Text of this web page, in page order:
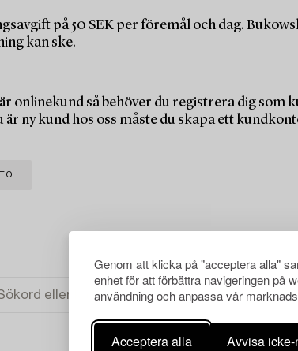
Genom att klicka på "acceptera alla"
enhet för att förbättra navigeringen på
användning och anpassa vår
Acceptera alla Avvisa
på 50 SEK per föremål och dag.
kan ske.
onlinekund så behöver du registrera dig som
ny kund hos oss måste du skapa ett